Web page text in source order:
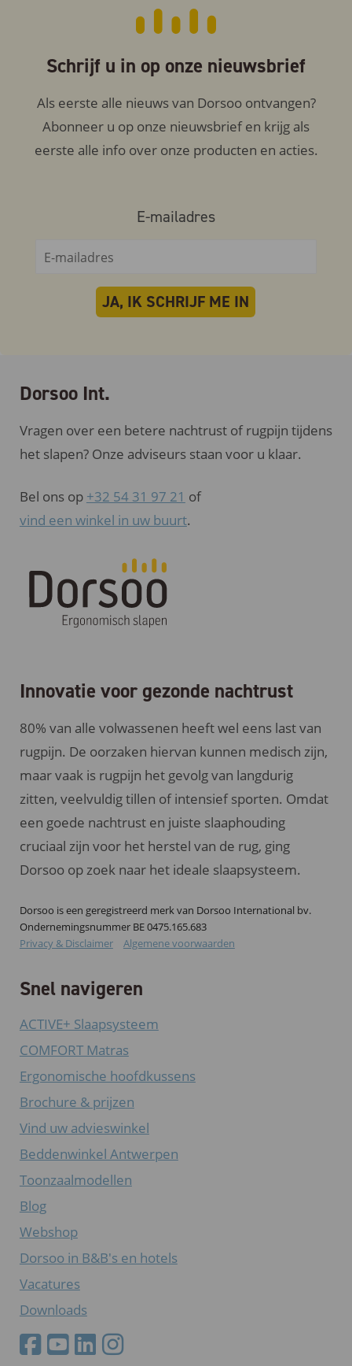
Schrijf u in op onze nieuwsbrief
Als eerste alle nieuws van Dorsoo ontvangen?
Abonneer u op onze nieuwsbrief en krijg als
eerste alle info over onze producten en acties.
E-mailadres
Dorsoo Int.
Vragen over een betere nachtrust of rugpijn tijdens
het slapen? Onze adviseurs staan voor u klaar.
Bel ons op +32 54 31 97 21 of
vind een winkel in uw buurt.
Innovatie voor gezonde nachtrust
80% van alle volwassenen heeft wel eens last van
rugpijn. De oorzaken hiervan kunnen medisch zijn,
maar vaak is rugpijn het gevolg van langdurig
zitten, veelvuldig tillen of intensief sporten. Omdat
een goede nachtrust en juiste slaaphouding
cruciaal zijn voor het herstel van de rug, ging
Dorsoo op zoek naar het ideale slaapsysteem.
Dorsoo is een geregistreerd merk van Dorsoo International bv.
Ondernemingsnummer BE 0475.165.683
Privacy & Disclaimer
Algemene voorwaarden
Snel navigeren
ACTIVE+ Slaapsysteem
COMFORT Matras
Ergonomische hoofdkussens
Brochure & prijzen
Vind uw advieswinkel
Beddenwinkel Antwerpen
Toonzaalmodellen
Blog
Webshop
Dorsoo in B&B's en hotels
Vacatures
Downloads